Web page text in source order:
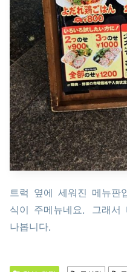
트럭 옆에 세워진 메뉴판
식이 주메뉴네요. 그래서
나봅니다.